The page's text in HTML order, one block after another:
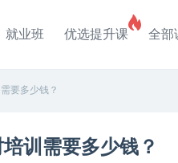
就业班 优选提升课 全部
要多少钱？
训需要多少钱？